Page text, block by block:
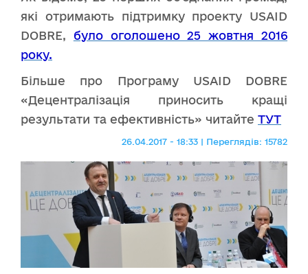
які отримають підтримку проекту USAID
DOBRE, було оголошено 25 жовтня 2016
року.
Більше про Програму USAID DOBRE
«Децентралізація приносить кращі
результати та ефективність» читайте ТУТ
26.04.2017 - 18:33 | Переглядів: 15782